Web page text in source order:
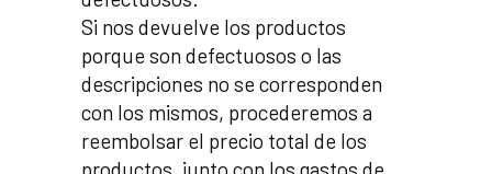
Si nos devuelve los productos
porque son defectuosos o las
descripciones no se corresponden
con los mismos, procederemos a
reembolsar el precio total de los